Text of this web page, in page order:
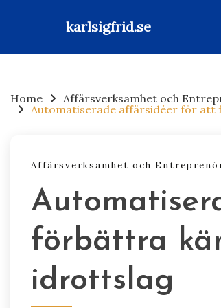
karlsigfrid.se
content
Home
Affärsverksamhet och
Automatiserade affärsidéer för
Affärsverksamhet och
förbättra
idrottslag